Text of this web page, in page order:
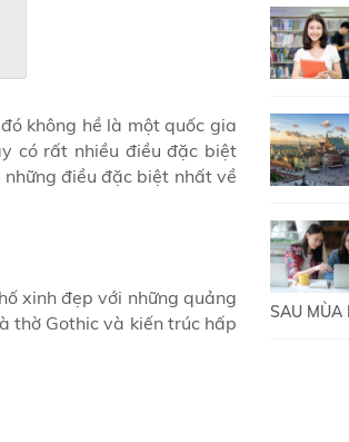
không hề là một quốc gia
có rất nhiều điều đặc biệt
điều đặc biệt nhất về
xinh đẹp với những quảng
thờ Gothic và kiến ​​trúc hấp
SAU MÙA